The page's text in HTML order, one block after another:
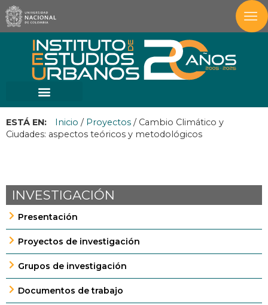
ESTÁ EN: Inicio / Proyectos / Cambio Climático y
Ciudades: aspectos teóricos y metodológicos
INVESTIGACIÓN
Presentación
Proyectos de investigación
Grupos de investigación
Documentos de trabajo